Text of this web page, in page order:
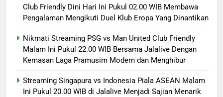
Club Friendly Dini Hari Ini Pukul 02.00 WIB Membawa
Pengalaman Mengikuti Duel Klub Eropa Yang Dinantikan
Nikmati Streaming PSG vs Man United Club Friendly
Malam Ini Pukul 22.00 WIB Bersama Jalalive Dengan
Kemasan Laga Pramusim Modern dan Menghibur
Streaming Singapura vs Indonesia Piala ASEAN Malam
Ini Pukul 20.00 WIB di Jalalive Menjadi Sajian Menarik